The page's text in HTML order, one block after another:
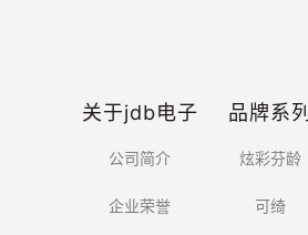
关于jdb电子
公司简介
企业荣誉
品牌系列
炫彩芬龄
可绮